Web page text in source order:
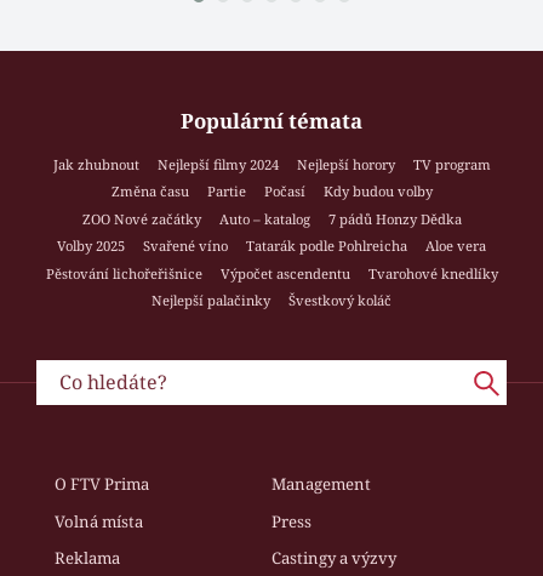
Populární témata
Jak zhubnout Nejlepší filmy 2024 Nejlepší horory
TV program
Změna času
Partie Počasí
Kdy budou volby
ZOO Nové začátky
Auto – katalog
7 pádů Honzy Dědka
Volby 2025
Svařené víno Tatarák podle Pohlreicha
Aloe vera
Pěstování lichořeřišnice
Výpočet ascendentu
Tvarohové knedlíky
Nejlepší palačinky
Švestkový koláč
O FTV Prima
Management
Volná místa
Press
Reklama
Castingy a výzvy